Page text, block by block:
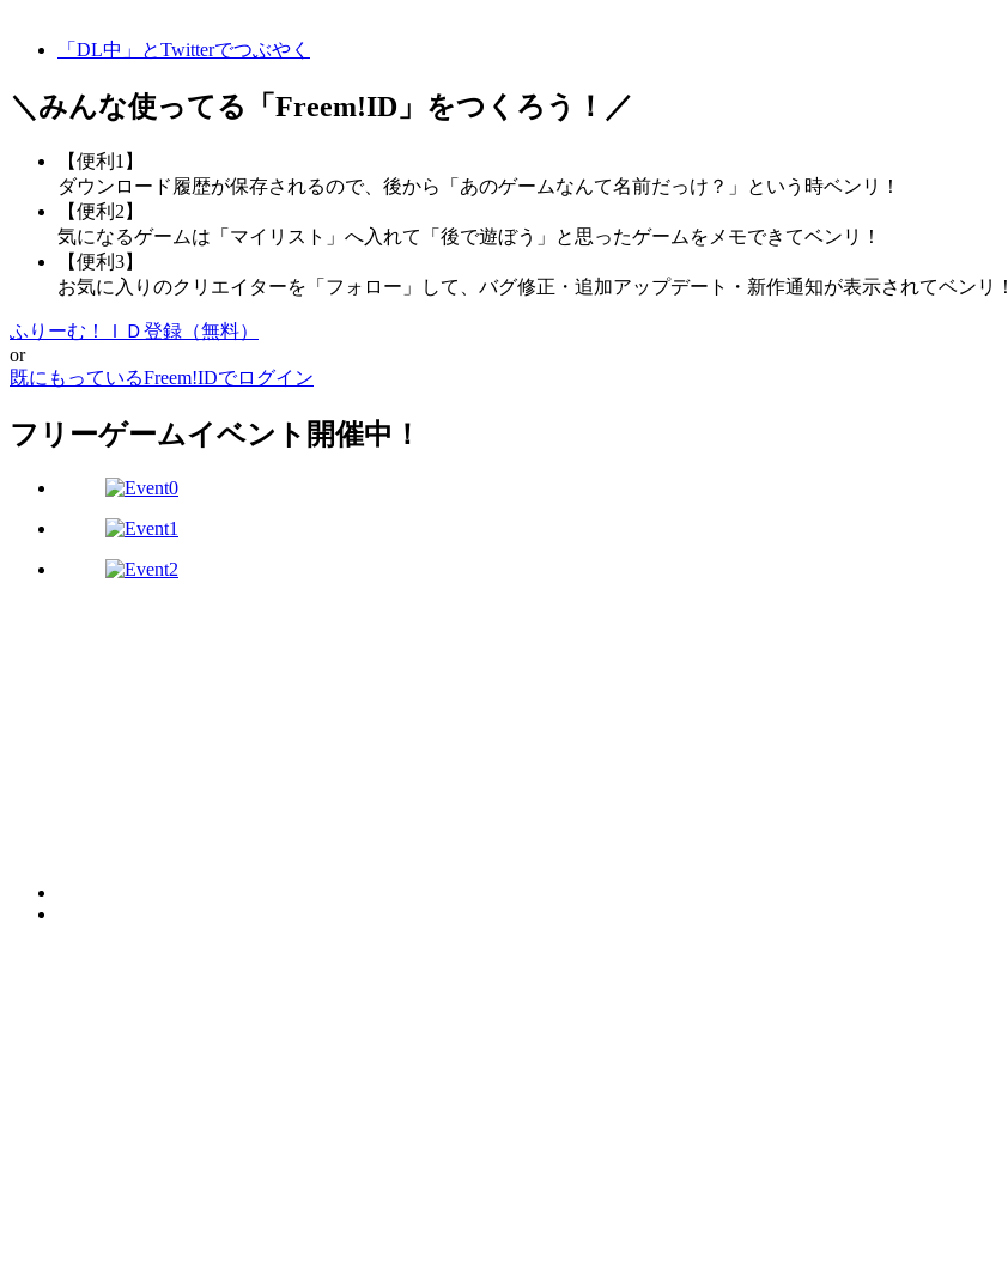
「DL中」とTwitterでつぶやく
＼みんな使ってる「 Freem!ID 」をつくろう！／
【便利1】
ダウンロード履歴が保存されるので、後から「あのゲームなんて名前だっけ？」という時ベンリ！
【便利2】
気になるゲームは「マイリスト」へ入れて「後で遊ぼう」と思ったゲームをメモできてベンリ！
【便利3】
お気に入りのクリエイターを「フォロー」して、バグ修正・追加アップデート・新作通知が表示されてベンリ！
ふりーむ！ＩＤ登録（無料）
or
既にもっているFreem!IDでログイン
フリーゲームイベント開催中！